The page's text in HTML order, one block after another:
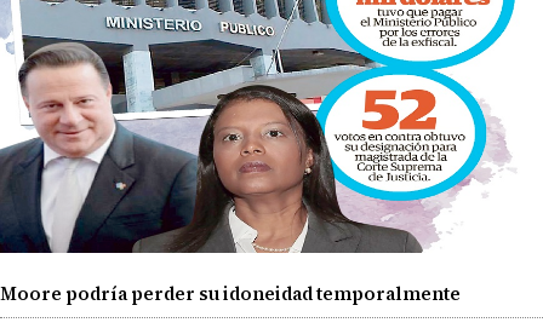
Moore podría perder su idoneidad temporalmente